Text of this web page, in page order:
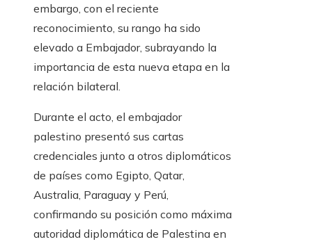
embargo, con el reciente
reconocimiento, su rango ha sido
elevado a Embajador, subrayando la
importancia de esta nueva etapa en la
relación bilateral.
Durante el acto, el embajador
palestino presentó sus cartas
credenciales junto a otros diplomáticos
de países como Egipto, Qatar,
Australia, Paraguay y Perú,
confirmando su posición como máxima
autoridad diplomática de Palestina en